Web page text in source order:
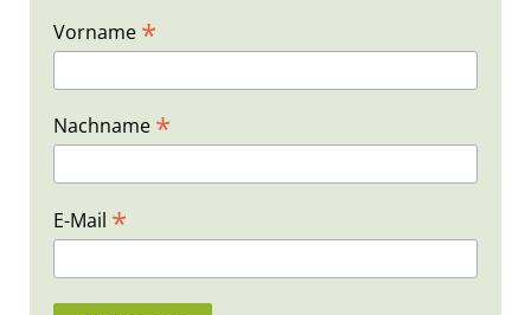
Vorname *
Nachname *
E-Mail *